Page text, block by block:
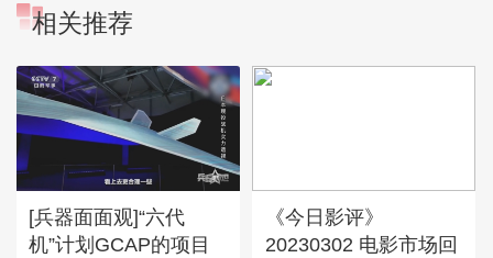
相关推荐
[兵器面面观]“六代
机”计划GCAP的项目
《今日影评》
20230302 电影市场回